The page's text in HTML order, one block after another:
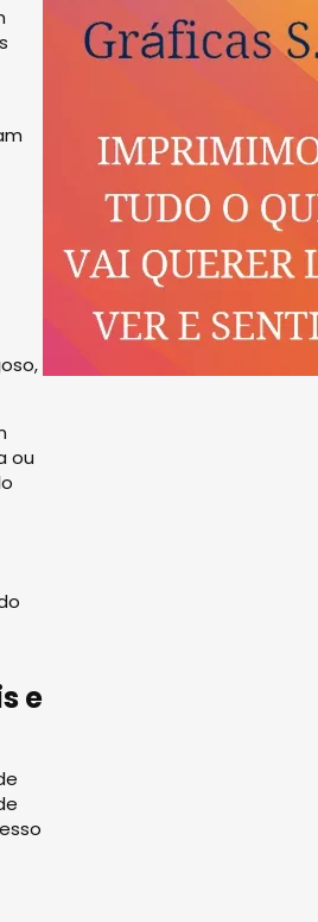
ou
e